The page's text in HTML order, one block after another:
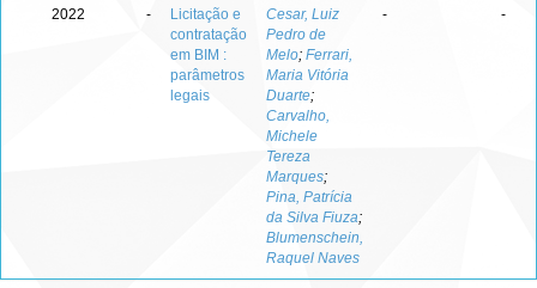
2022 -
Licitação e
contratação
em BIM :
parâmetros
legais
Cesar, Luiz
Pedro de
Melo; Ferrari,
Maria Vitória
Duarte;
Carvalho,
Michele
Tereza
Marques;
Pina, Patrícia
da Silva Fiuza;
Blumenschein,
Raquel Naves
- -